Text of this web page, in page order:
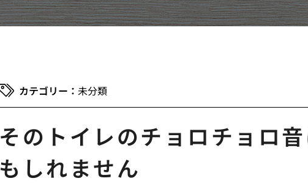
未分類
そのトイレのチョロチョロ
もしれません